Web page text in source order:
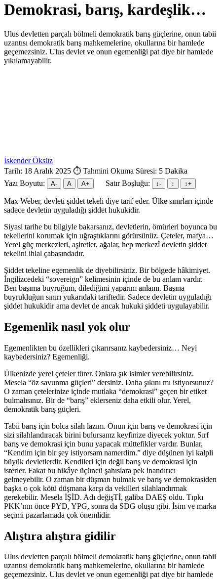
Demokrasi, barış, kardeşlik…
Ulus devletten parçalı bölmeli demokratik barış güçlerine, onun tabii
uzantısı demokratik barış mahkemelerine, okullarına bir hamlede
geçemezsiniz. Ulus devlet ve onun egemenliği pat diye bir hamlede
yıkılamayabilir.
İskender Öksüz
Tarih: 18 Aralık 2025 ⏱ Tahmini Okuma Süresi: 5 Dakika
Yazı Boyutu:
A- A A+ Satır Boşluğu: ↕︎- ↕︎ ↕︎+
Max Weber, devleti şiddet tekeli diye tarif eder. Ülke sınırları içinde
sadece devletin uyguladığı şiddet hukukidir.
Siyasi tarihe bu bilgiyle bakarsanız, devletlerin, ömürleri boyunca bu
tekellerini korumak için uğraştıklarını görürsünüz. Çeteler, mafya…
Yerel güç merkezleri, aşiretler, ağalar, hep merkezî devletin şiddet
tekelini ihlal çabasındadır.
Şiddet tekeline egemenlik de diyebilirsiniz. Bir bölgede hâkimiyet.
İngilizcedeki “sovereign” kelimesinin içinde de bu anlam vardır.
Ben başıma buyruğum, dilediğimi yaparım anlamı. Başına
buyrukluğun sınırı yukarıdaki tariftedir. Sadece devletin uyguladığı
şiddet hukukidir ama devlet de ancak hukuki şiddeti uygulayabilir.
Egemenlik nasıl yok olur
Egemenlikten bu özellikleri çıkarırsanız kaybedersiniz… Neyi
kaybedersiniz? Egemenliği.
Ülkenizde yerel çeteler türer. Onlara şık isimler verebilirsiniz.
Mesela “öz savunma güçleri” dersiniz. Daha şıkını mı istiyorsunuz?
O zaman çetelerinize içinde mutlaka “demokrasi” geçen bir etiket
bulmalısınız. Bir de “barış” eklerseniz daha etkili olur. Yerel,
demokratik barış güçleri.
Tabii barış için bolca silah lazım. Onun için barış ve demokrasi için
sizi silahlandıracak birini bulursanız keyfinize diyecek yoktur. Sırf
barış ve demokrasi için bunu yapacak müttefikler vardır. Bunlar,
“Kendim için bir şey istiyorsam namerdim.” diye düşünen iyi kalpli
büyük devletlerdir. Kendileri için değil barış ve demokrasi için
isterler. Fakat bu hikâye üçüncü şahıslara pek inandırıcı
gelmeyebilir. O zaman bir düşman bulmak ve barış ve demokrasiden
başka o çok kötü düşmana karşı da vekilleri silahlandırmak
gerekebilir. Mesela İŞİD. Adı değişTİ, galiba DAEŞ oldu. Tıpkı
PKK’nın önce PYD, YPG, sonra da SDG oluşu gibi. İsim ve marka
seçimi pazarlamada çok önemlidir.
Alıştıra alıştıra gidilir
Ulus devletten parçalı bölmeli demokratik barış güçlerine, onun tabii
uzantısı demokratik barış mahkemelerine, okullarına bir hamlede
geçemezsiniz. Ulus devlet ve onun egemenliği pat diye bir hamlede